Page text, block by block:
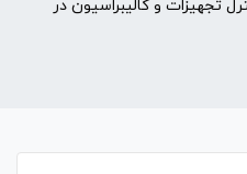
تجهیزات و کالیبراسیون در